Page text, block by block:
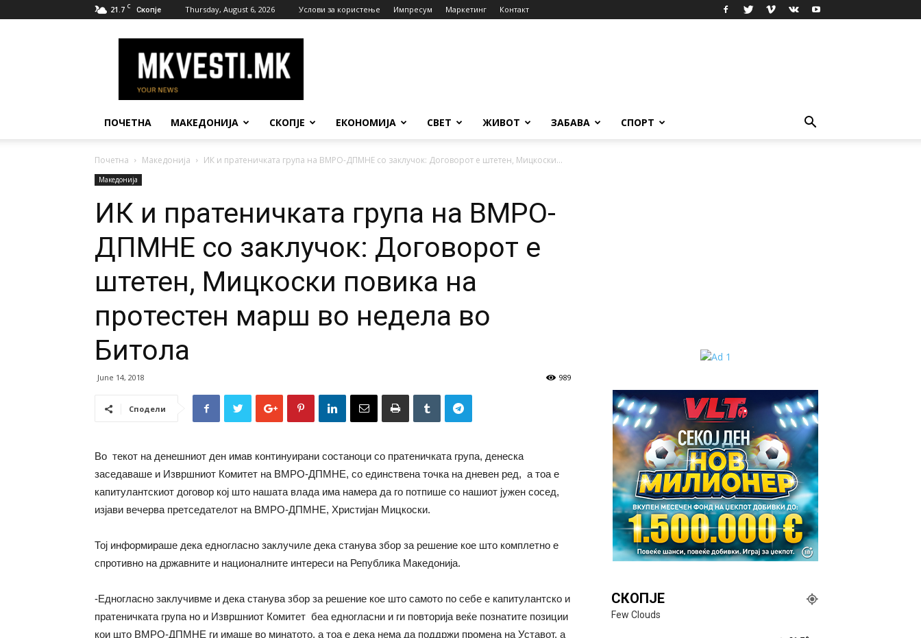
21.7 C Скопје Thursday, August 6, 2026 Услови за користење Импресум Маркетинг Контакт
Вести
ПОЧЕТНА МАКЕДОНИЈА СКОПЈЕ ЕКОНОМИЈА СВЕТ ЖИВОТ ЗАБАВА СПОРТ
Почетна Македонија ИК и пратеничката група на ВМРО-ДПМНЕ со заклучок: Договорот е штетен, Мицкоски...
Македонија
ИК и пратеничката група на ВМРО-
ДПМНЕ со заклучок: Договорот е
штетен, Мицкоски повика на
протестен марш во недела во
Битола
June 14, 2018 989
Сподели
Во текот на денешниот ден имав континуирани состаноци со пратеничката група, денеска
заседаваше и Извршниот Комитет на ВМРО-ДПМНЕ, со единствена точка на дневен ред, а тоа е
капитулантскиот договор кој што нашата влада има намера да го потпише со нашиот јужен сосед,
изјави вечерва претседателот на ВМРО-ДПМНЕ, Христијан Мицкоски.
Тој информираше дека едногласно заклучиле дека станува збор за решение кое што комплетно е
спротивно на државните и националните интереси на Република Македонија.
-Едногласно заклучивме и дека станува збор за решение кое што самото по себе е капитулантско и
пратеничката група но и Извршниот Комитет беа едногласни и ги повторија веќе познатите позиции
кои што ВМРО-ДПМНЕ ги имаше во минатото, а тоа е дека нема да поддржи промена на Уставот, а
СКОПЈЕ
Few Clouds